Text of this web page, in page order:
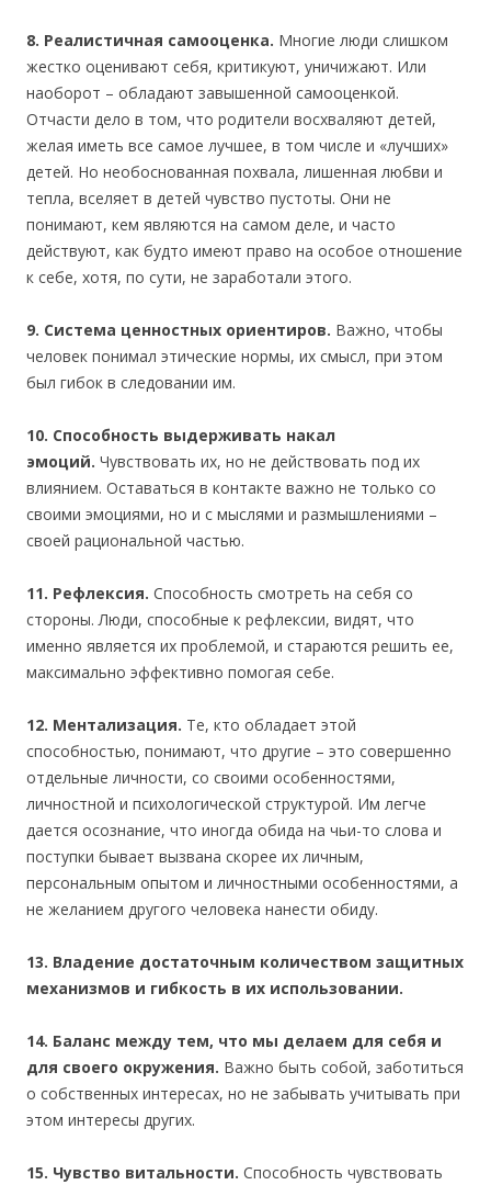
8. Реалистичная самооценка. Многие люди слишком
жестко оценивают себя, критикуют, уничижают. Или
наоборот – обладают завышенной самооценкой.
Отчасти дело в том, что родители восхваляют детей,
желая иметь все самое лучшее, в том числе и «лучших»
детей. Но необоснованная похвала, лишенная любви и
тепла, вселяет в детей чувство пустоты. Они не
понимают, кем являются на самом деле, и часто
действуют, как будто имеют право на особое отношение
к себе, хотя, по сути, не заработали этого.
9. Система ценностных ориентиров. Важно, чтобы
человек понимал этические нормы, их смысл, при этом
был гибок в следовании им.
10. Способность выдерживать накал
эмоций. Чувствовать их, но не действовать под их
влиянием. Оставаться в контакте важно не только со
своими эмоциями, но и с мыслями и размышлениями –
своей рациональной частью.
11. Рефлексия. Способность смотреть на себя со
стороны. Люди, способные к рефлексии, видят, что
именно является их проблемой, и стараются решить ее,
максимально эффективно помогая себе.
12. Ментализация. Те, кто обладает этой
способностью, понимают, что другие – это совершенно
отдельные личности, со своими особенностями,
личностной и психологической структурой. Им легче
дается осознание, что иногда обида на чьи-то слова и
поступки бывает вызвана скорее их личным,
персональным опытом и личностными особенностями, а
не желанием другого человека нанести обиду.
13. Владение достаточным количеством защитных
механизмов и гибкость в их использовании.
14. Баланс между тем, что мы делаем для себя и
для своего окружения. Важно быть собой, заботиться
о собственных интересах, но не забывать учитывать при
этом интересы других.
15. Чувство витальности. Способность чувствовать